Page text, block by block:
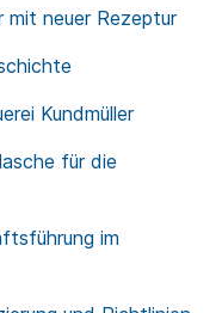
mit neuer Rezeptur
Kundmüller
für die
im